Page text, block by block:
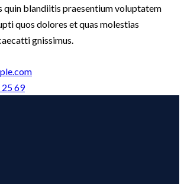
quin blandiitis praesentium voluptatem
quos dolores et quas molestias
gnissimus.
69